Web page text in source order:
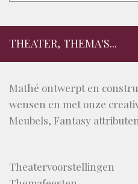
THEATER, THEMA'S...
Mathé ontwerpt en
wensen en met onze
Meubels, Fantasy
Theatervoorstellingen